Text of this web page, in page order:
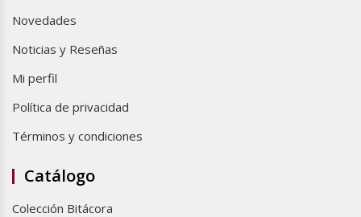
Novedades
Noticias y Reseñas
Mi perfil
Política de privacidad
Términos y condiciones
Catálogo
Colección Bitácora